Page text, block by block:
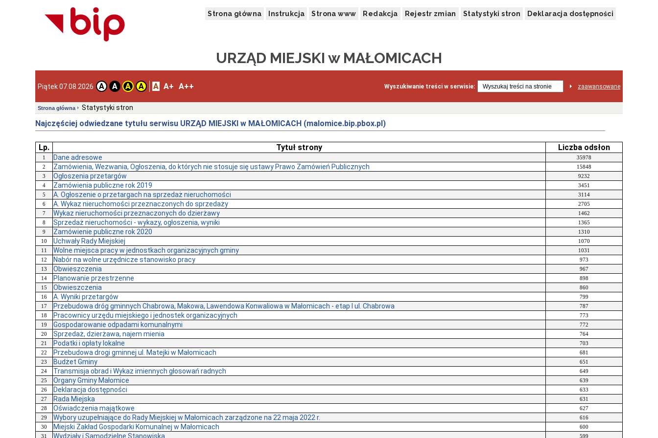
Strona główna Instrukcja Strona www Redakcja Rejestr zmian Statystyki stron Deklaracja dostępności
URZĄD MIEJSKI w MAŁOMICACH
Piątek 07.08.2026 A A A A A A+ A++ Wyszukiwanie treści w serwisie: zaawansowane
Strona główna Statystyki stron
Najczęściej odwiedzane tytułu serwisu URZĄD MIEJSKI w MAŁOMICACH (malomice.bip.pbox.pl)
Lp. Tytuł strony Liczba odsłon
1 Dane adresowe
35978
2
Zamówienia, Wezwania, Ogłoszenia, do których nie stosuje się ustawy Prawo Zamówień Publicznych
15848
3
Ogłoszenia przetargów
9232
4
Zamówienia publiczne rok 2019
3451
5
A. Ogłoszenie o przetargach na sprzedaż nieruchomości
3114
6
A. Wykaz nieruchomości przeznaczonych do sprzedaży
2705
7
Wykaz nieruchomości przeznaczonych do dzierżawy
1462
8
Sprzedaż nieruchomości - wykazy, ogłoszenia, wyniki
1365
9
Zamówienie publiczne rok 2020
1310
10
Uchwały Rady Miejskiej
1070
11
Wolne miejsca pracy w jednostkach organizacyjnych gminy
1031
12
Nabór na wolne urzędnicze stanowisko pracy
973
13
Obwieszczenia
967
14
Planowanie przestrzenne
898
15
Obwieszczenia
860
16
A. Wyniki przetargów
799
17
Przebudowa dróg gminnych Chabrowa, Makowa, Lawendowa Konwaliowa w Małomicach - etap I ul. Chabrowa
787
18
Pracownicy urzędu miejskiego i jednostek organizacyjnych
773
19
Gospodarowanie odpadami komunalnymi
772
20
Sprzedaż, dzierżawa, najem mienia
764
21
Podatki i opłaty lokalne
703
22
Przebudowa drogi gminnej ul. Matejki w Małomicach
681
23
Budżet Gminy
651
24
Transmisja obrad i Wykaz imiennych głosowań radnych
649
25
Organy Gminy Małomice
639
26
Deklaracja dostępności
633
27
Rada Miejska
631
28
Oświadczenia majątkowe
627
29
Wybory uzupełniające do Rady Miejskiej w Małomicach zarządzone na 22 maja 2022 r.
616
30
Miejski Zakład Gospodarki Komunalnej w Małomicach
600
31
Wydziały i Samodzielne Stanowiska 599